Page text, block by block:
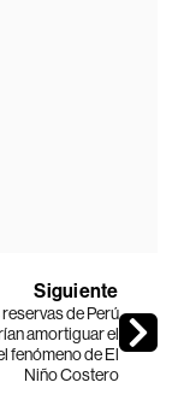
Siguiente
de Perú
amortiguar el
fenómeno de El
Niño Costero